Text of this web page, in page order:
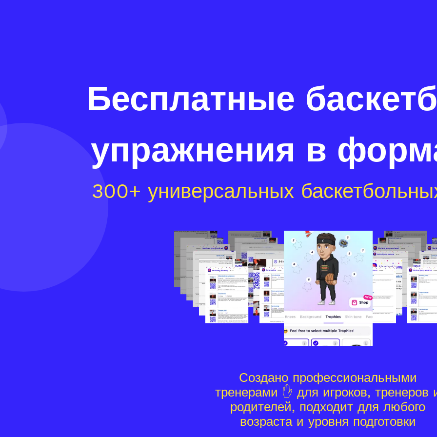
Бесплатные
упражнения в
300+ универсальных
Создано профессиональными
тренерами ✋ для игроков, тренеров
родителей, подходит для любого
возраста и уровня подготовки